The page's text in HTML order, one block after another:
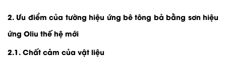
2. Ưu điểm của tường hiệu ứng bê tông bả bằng sơn hiệu
ứng Oliu thế hệ mới
2.1. Chất cảm của vật liệu